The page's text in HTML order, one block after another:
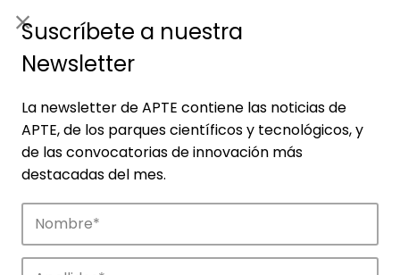
Empresas
Suscríbete a nuestra
Newsletter
La newsletter de APTE contiene las noticias de
APTE, de los parques científicos y tecnológicos, y
de las convocatorias de innovación más
destacadas del mes.